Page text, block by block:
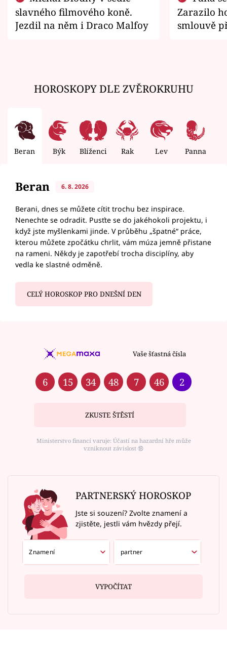
slavného filmového koně.
Jezdil na něm i Draco Malfoy
Zarazilo
smlouvě
HOROSKOPY DLE ZVĚROKRUHU
Beran Býk Blíženci Rak Lev Panna
Beran 6. 8. 2026
Berani, dnes se můžete cítit trochu bez inspirace.
Nenechte se odradit. Pusťte se do jakéhokoli projektu, i
když jste myšlenkami jinde. V průběhu „špatné“ práce,
kterou můžete zpočátku chrlit, vám múza jemně přistane
na rameni. Někdy je zapotřebí trocha disciplíny, aby
vedla ke slastné odměně.
CELÝ HOROSKOP PRO DNEŠNÍ DEN
Vaše šťastná čísla
6 15 34 48 7 46 2
ZKUSTE ŠTĚSTÍ
Ministerstvo financí varuje: Účastí na hazardní hře může
vzniknout závislost ⑱
PARTNERSKÝ HOROSKOP
Jste si souzení? Zvolte znamení a
zjistěte, jestli vám hvězdy přejí.
VYPOČÍTAT